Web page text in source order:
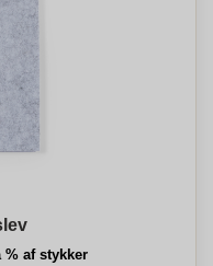
% af stykker